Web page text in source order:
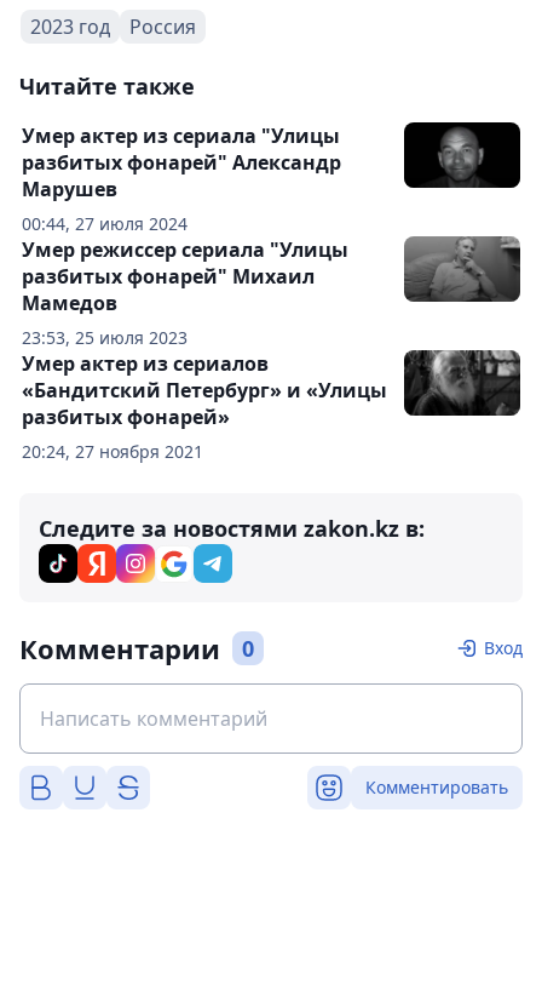
2023 год Россия
Читайте также
00:44, 27 июля 2024
Умер актер из сериала "Улицы
разбитых фонарей" Александр
Марушев
23:53, 25 июля 2023
Умер режиссер сериала "Улицы
разбитых фонарей" Михаил
Мамедов
20:24, 27 ноября 2021
Умер актер из сериалов
«Бандитский Петербург» и «Улицы
разбитых фонарей»
Следите за новостями zakon.kz в:
Комментарии 0 Вход
Комментировать